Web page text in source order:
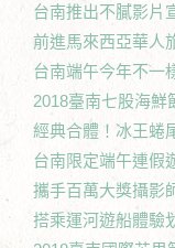
台南推出不膩影片
前進馬來西亞華人
台南端午今年不一
2018臺南七股海鮮
經典合體！冰王蜷
台南限定端午連假
攜手百萬大獎攝影
搭乘運河遊船體驗